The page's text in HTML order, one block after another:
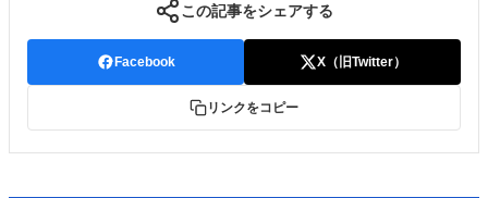
この記事をシェアする
Facebook X（旧Twitter）
リンクをコピー